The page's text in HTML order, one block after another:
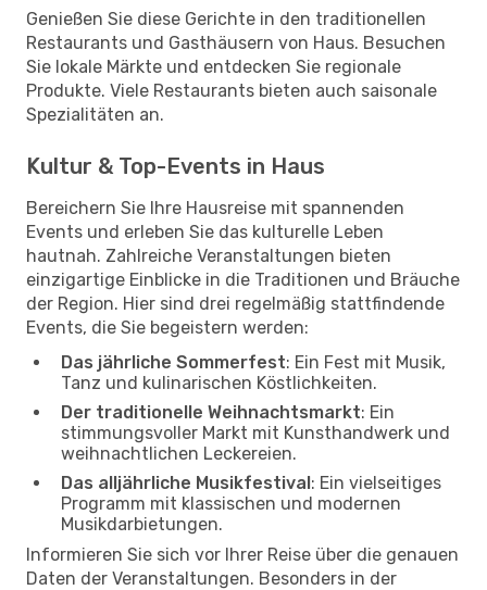
Genießen Sie diese Gerichte in den traditionellen
Restaurants und Gasthäusern von Haus. Besuchen
Sie lokale Märkte und entdecken Sie regionale
Produkte. Viele Restaurants bieten auch saisonale
Spezialitäten an.
Kultur & Top-Events in Haus
Bereichern Sie Ihre Hausreise mit spannenden
Events und erleben Sie das kulturelle Leben
hautnah. Zahlreiche Veranstaltungen bieten
einzigartige Einblicke in die Traditionen und Bräuche
der Region. Hier sind drei regelmäßig stattfindende
Events, die Sie begeistern werden:
Das jährliche Sommerfest: Ein Fest mit Musik,
Tanz und kulinarischen Köstlichkeiten.
Der traditionelle Weihnachtsmarkt: Ein
stimmungsvoller Markt mit Kunsthandwerk und
weihnachtlichen Leckereien.
Das alljährliche Musikfestival: Ein vielseitiges
Programm mit klassischen und modernen
Musikdarbietungen.
Informieren Sie sich vor Ihrer Reise über die genauen
Daten der Veranstaltungen. Besonders in der